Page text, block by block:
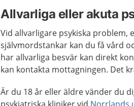
Allvarliga eller akuta
Vid allvarligare psykiska problem,
självmordstankar kan du få vård
har allvarliga besvär kan direkt
kan kontakta mottagningen. Det
Är du 18 år eller äldre vänder du